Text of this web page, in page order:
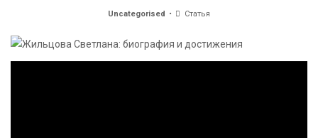
Uncategorised Статья